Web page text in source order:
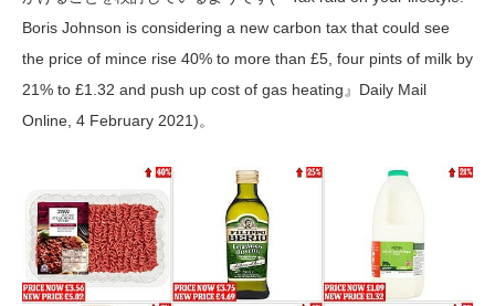
Boris Johnson is considering a new carbon tax that could see
the price of mince rise 40% to more than £5, four pints of milk by
21% to £1.32 and push up cost of gas heating』Daily Mail
Online, 4 February 2021)。